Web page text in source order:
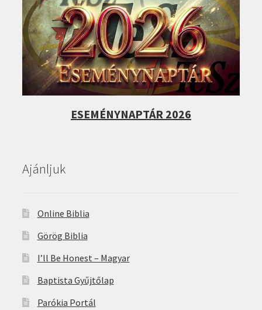
ESEMÉNYNAPTÁR 2026
Ajánljuk
Online Biblia
Görög Biblia
I’ll Be Honest – Magyar
Baptista Gyűjtőlap
Parókia Portál